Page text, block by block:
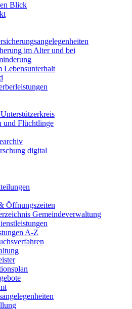
Blick
im Alter und bei
Lebensunterhalt
und Flüchtlinge
digital
Öffnungszeiten
Gemeindeverwaltung
A-Z